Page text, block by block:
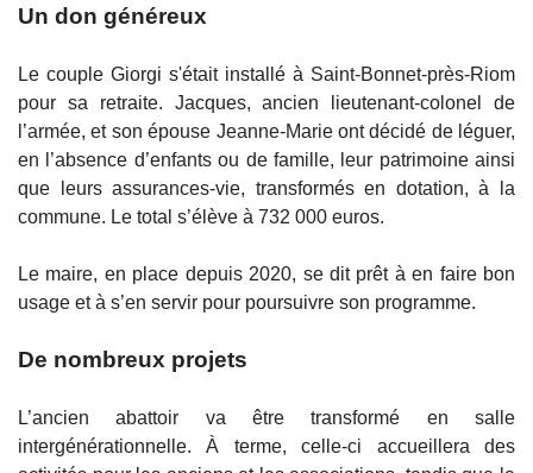
Un don généreux
Le couple Giorgi s'était installé à Saint-Bonnet-près-Riom
pour sa retraite. Jacques, ancien lieutenant-colonel de
l’armée, et son épouse Jeanne-Marie ont décidé de léguer,
en l’absence d’enfants ou de famille, leur patrimoine ainsi
que leurs assurances-vie, transformés en dotation, à la
commune. Le total s’élève à 732 000 euros.
Le maire, en place depuis 2020, se dit prêt à en faire bon
usage et à s’en servir pour poursuivre son programme.
De nombreux projets
L’ancien abattoir va être transformé en salle
intergénérationnelle. À terme, celle-ci accueillera des